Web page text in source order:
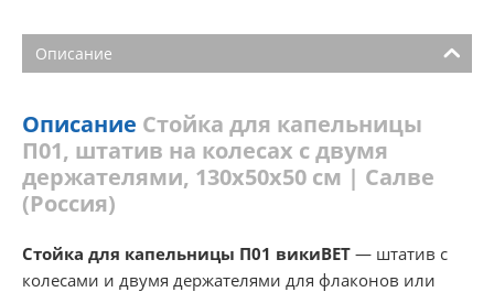
Описание
Описание Стойка для капельницы
П01, штатив на колесах с двумя
держателями, 130х50х50 см | Салве
(Россия)
Стойка для капельницы П01 викиВЕТ — штатив с
колесами и двумя держателями для флаконов или